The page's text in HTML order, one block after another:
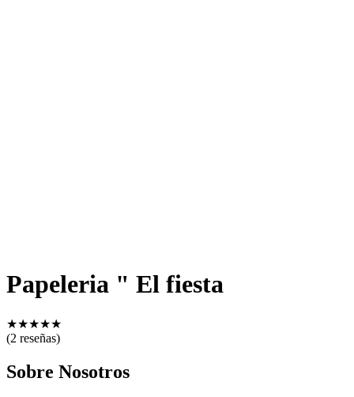
Papeleria " El fiesta
★★★★★
(2 reseñas)
Sobre Nosotros